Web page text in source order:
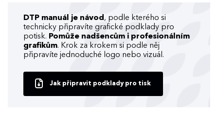
DTP manuál je návod , podle kterého si
technicky připravíte grafické podklady pro
potisk. Pomůže nadšencům i profesionálním
grafikům. Krok za krokem si podle něj
připravíte jednoduché logo nebo vizuál.
Jak připravit podklady pro tisk